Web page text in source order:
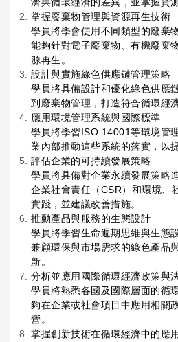
濟與循環經濟的差異，並掌握資
掌握廢棄物管理與資源再生技術
學員將學會使用不同類型的廢棄
能夠針對電子廢棄物、有機廢棄
源再生。
設計與實施綠色供應鏈管理策略
學員將具備設計和優化綠色供應
到廢棄物管理，打造符合循環經
應用環境管理系統與國際標準
學員將學習ISO 14001等環境管
業內部推動這些系統的落實，以
評估企業的可持續發展策略
學員將具備對企業永續發展策略
企業社會責任（CSR）和環境、
實踐，並建議改善措施。
推動產品與服務的生態設計
學員將學習生命週期思維與生態
兼顧環保與市場需求的綠色產品
新。
分析並應用國際循環經濟政策與
學員將熟悉各國及國際層面的循
夠在企業或社會項目中應用相關
營。
掌握創新技術在循環經濟中的應用